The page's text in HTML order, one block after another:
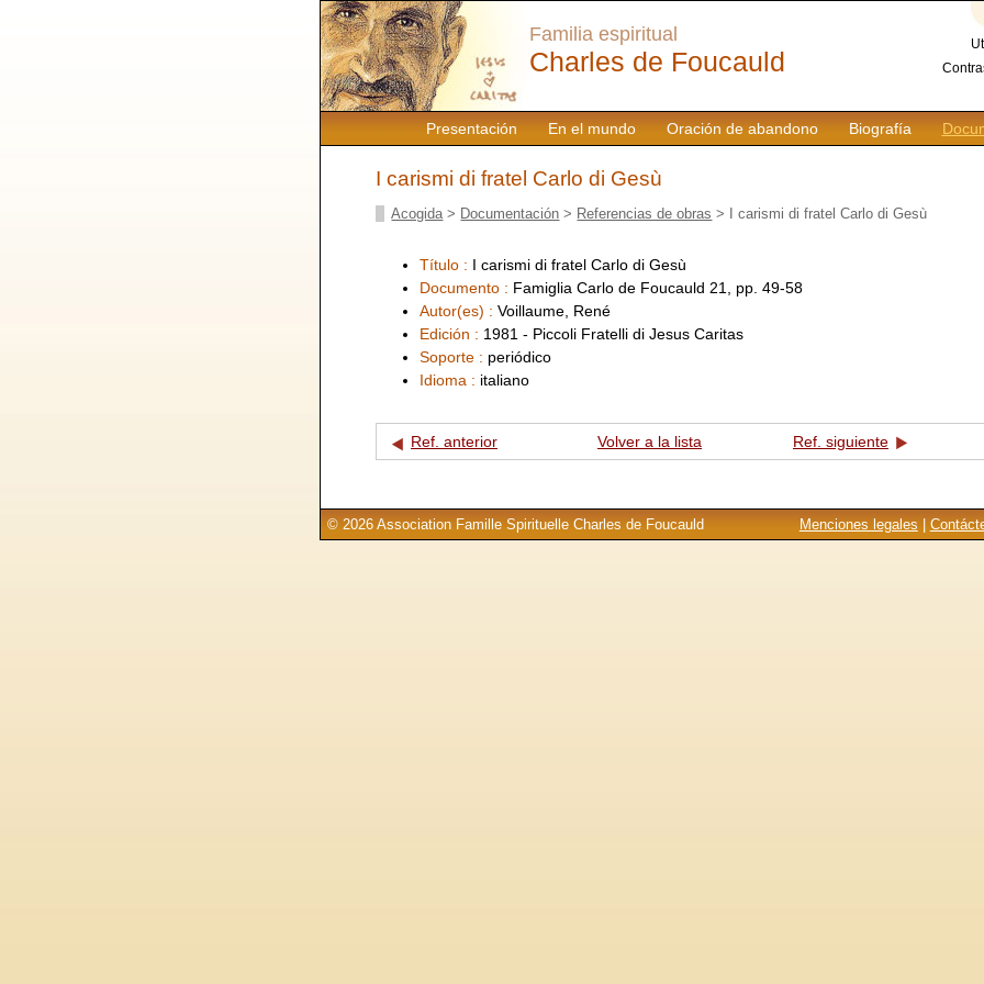
Presentación En el mundo Oración de abandono Biografía
Familia espiritual
Charles de Foucauld
I carismi di fratel Carlo di Gesù
Acogida > Documentación > Referencias de obras > I carismi di fratel Carlo di Gesù
Título : I carismi di fratel Carlo di Gesù
Documento : Famiglia Carlo de Foucauld 21, pp. 49-58
Autor(es) : Voillaume, René
Edición : 1981 - Piccoli Fratelli di Jesus Caritas
Soporte : periódico
Idioma : italiano
Ref. anterior Volver a la lista Ref. siguiente
Menciones legales
© 2026 Association Famille Spirituelle Charles de Foucauld